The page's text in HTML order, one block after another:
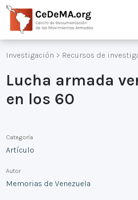
Investigación > Recursos de
Lucha armada
en los 60
Categoría
Artículo
Autor
Memorias de Venezuela